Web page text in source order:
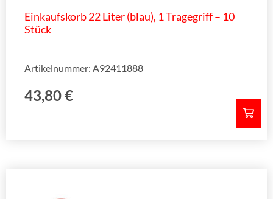
Einkaufskorb 22 Liter (blau), 1 Tragegriff – 10
Stück
43,80€
Artikelnummer: A92411888